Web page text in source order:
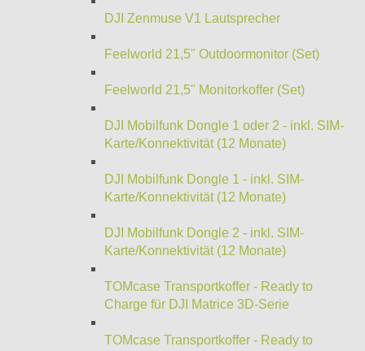
DJI Zenmuse V1 Lautsprecher
Feelworld 21,5" Outdoormonitor (Set)
Feelworld 21,5" Monitorkoffer (Set)
DJI Mobilfunk Dongle 1 oder 2 - inkl. SIM-
Karte/Konnektivität (12 Monate)
DJI Mobilfunk Dongle 1 - inkl. SIM-
Karte/Konnektivität (12 Monate)
DJI Mobilfunk Dongle 2 - inkl. SIM-
Karte/Konnektivität (12 Monate)
TOMcase Transportkoffer - Ready to
Charge für DJI Matrice 3D-Serie
TOMcase Transportkoffer - Ready to